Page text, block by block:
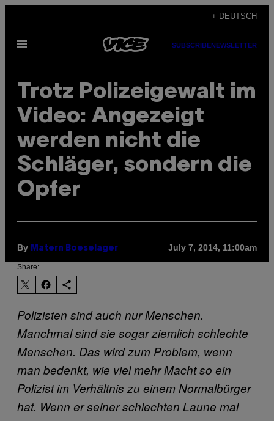
content
+ DEUTSCH
Open
SUBSCRIBENEWSLETTER
Trotz Polizeigewalt im
Video: Angezeigt
werden nicht die
Schläger, sondern die
Opfer
By Matern Boeselager July 7, 2014, 11:00am
Share:
Polizisten sind auch nur Menschen.
Manchmal sind sie sogar ziemlich schlechte
Menschen. Das wird zum Problem, wenn
man bedenkt, wie viel mehr Macht so ein
Polizist im Verhältnis zu einem Normalbürger
hat. Wenn er seiner schlechten Laune mal